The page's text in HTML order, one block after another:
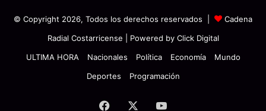
© Copyright 2026, Todos los derechos reservados |
Cadena
Radial Costarricense | Powered by Click Digital
ULTIMA HORA
Nacionales Política Economía
Mundo
Deportes
Programación
Facebook